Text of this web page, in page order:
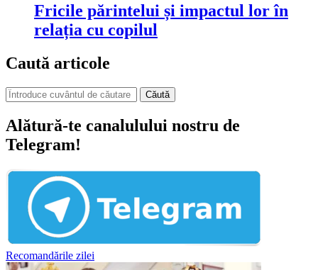
Fricile părintelui și impactul lor în
relația cu copilul
Caută articole
Căută
Alătură-te canalulului nostru de
Telegram!
Recomandările zilei